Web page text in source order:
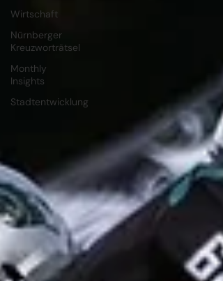
Wirtschaft
Nürnberger
Kreuzworträtsel
Monthly
Insights
Stadtentwicklung